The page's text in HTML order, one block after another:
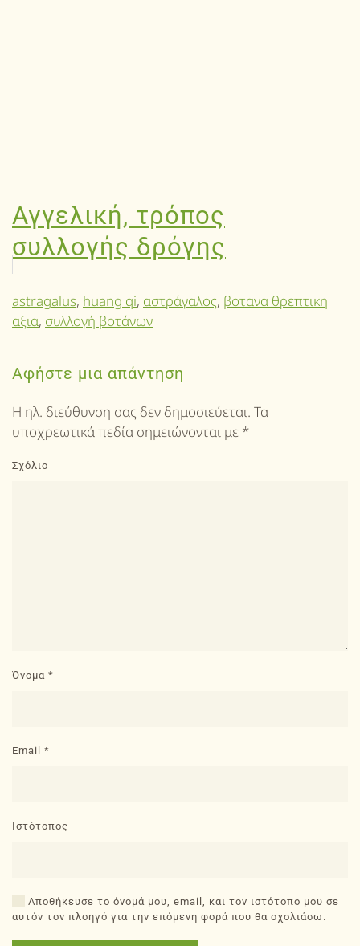
Αγγελική, τρόπος
συλλογής δρόγης
astragalus, huang qi, αστράγαλος, βοτανα θρεπτικη
αξια, συλλογή βοτάνων
Αφήστε μια απάντηση
Η ηλ. διεύθυνση σας δεν δημοσιεύεται. Τα
υποχρεωτικά πεδία σημειώνονται με *
Σχόλιο
Όνομα *
Email *
Ιστότοπος
Αποθήκευσε το όνομά μου, email, και τον ιστότοπο μου σε
αυτόν τον πλοηγό για την επόμενη φορά που θα σχολιάσω.